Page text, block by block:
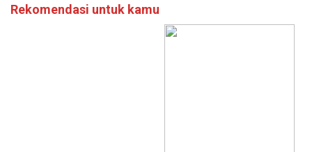
Rekomendasi untuk kamu